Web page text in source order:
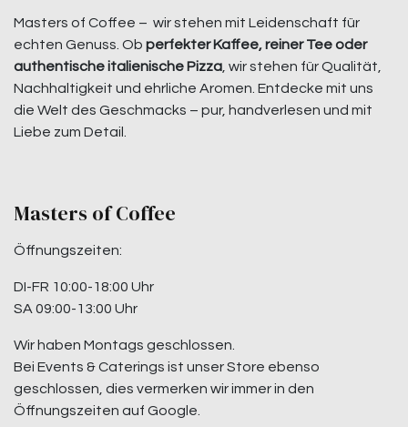
Masters of Coffee – wir stehen mit Leidenschaft für
echten Genuss. Ob perfekter Kaffee, reiner Tee oder
authentische italienische Pizza , wir stehen für Qualität,
Nachhaltigkeit und ehrliche Aromen. Entdecke mit uns
die Welt des Geschmacks – pur, handverlesen und mit
Liebe zum Detail.
Masters of Coffee
Öffnungszeiten:
DI-FR 10:00-18:00 Uhr
SA 09:00-13:00 Uhr
Wir haben Montags geschlossen.
Bei Events & Caterings ist unser Store ebenso
geschlossen, dies vermerken wir immer in den
Öffnungszeiten auf Google.